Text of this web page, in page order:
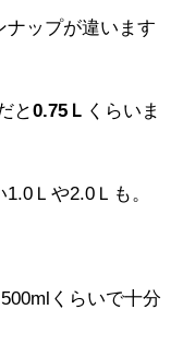
ナップが違います
と0.75Ｌ くらいま
Ｌや2.0Ｌも。
くらいで十分